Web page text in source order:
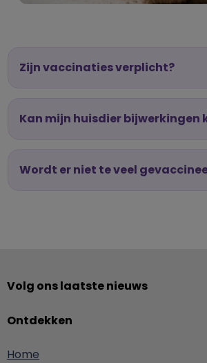
Zijn vaccinaties verplicht?
Kan mijn huisdier bijwerkingen
Wordt er niet te veel
Ontdekken
Home
Volg ons laatste nieuws